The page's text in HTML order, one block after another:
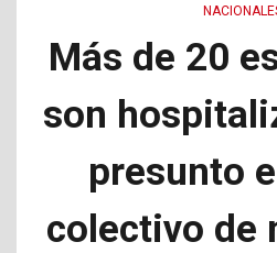
Más de 20
son
presunto
colectivo de